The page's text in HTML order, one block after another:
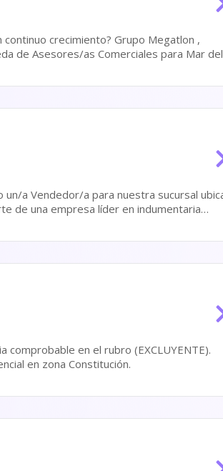
Grupo Megatlon ,
de Asesores/as Comerciales para Mar del
terminales de cobro. Disponibilidad horaria. Presencial en zona Constitución.